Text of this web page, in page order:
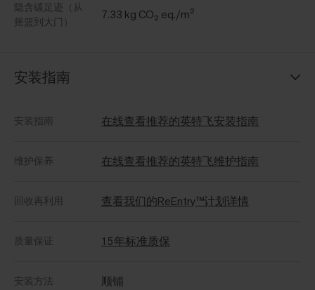
隐含碳足迹（从
摇篮到大门）
7.33 kg CO₂ eq./m²
安装指南
安装指南 在线查看推荐的英特飞安装指南
维护保养 在线查看推荐的英特飞维护指南
回收再利用 查看我们的ReEntry™计划详情
质量保证 15年标准质保
安装方法 顺铺